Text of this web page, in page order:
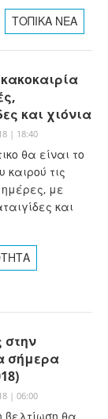
ΤΟΠΙΚΑ ΝΕΑ
και χιόνια
| 18:40
θα είναι το
καιρού τις
με
και
στην
σήμερα
| 06:00